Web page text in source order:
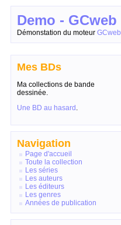
Demo - GCweb
Démonstation du moteur GCweb
Mes BDs
Ma collections de bande
dessinée.
Une BD au hasard .
Navigation
Page d'accueil
Toute la collection
Les séries
Les auteurs
Les éditeurs
Les genres
Années de publication